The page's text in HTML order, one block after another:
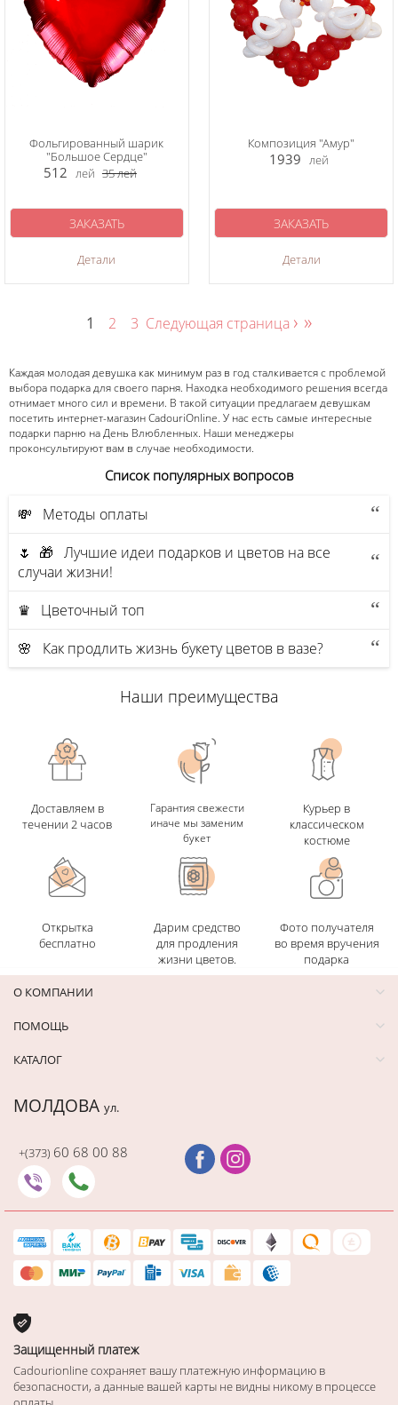
Фольгированный шарик
"Большое Сердце"
512 лей 35лей
Детали
ЗАКАЗАТЬ
Композиция "Амур"
1939 лей
Детали
ЗАКАЗАТЬ
1 2 3 Следующая страница › »
Каждая молодая девушка как минимум раз в год сталкивается с проблемой
выбора подарка для своего парня. Находка необходимого решения всегда
отнимает много сил и времени. В такой ситуации предлагаем девушкам
посетить интернет-магазин CadouriOnline. У нас есть самые интересные
подарки парню на День Влюбленных. Наши менеджеры
проконсультируют вам в случае необходимости.
Список популярных вопросов
💸 Методы оплаты
🌷 🎁 Лучшие идеи подарков и цветов на все
случаи жизни!
♛ Цветочный топ
🌸 Как продлить жизнь букету цветов в вазе?
Наши преимущества
Доставляем в
течении 2 часов
Гарантия свежести
иначе мы заменим
букет
Курьер в
классическом
костюме
Открытка
бесплатно
Дарим средство
для продления
жизни цветов.
Фото получателя
во время вручения
подарка
О КОМПАНИИ
ПОМОЩЬ
КАТАЛОГ
МОЛДОВА ул.
+(373) 60 68 00 88
Защищенный платеж
Cadourionline сохраняет вашу платежную информацию в
безопасности, а данные вашей карты не видны никому в процессе